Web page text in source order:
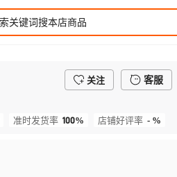
关注 客服
准时发货率 100% 店铺好评率 - %